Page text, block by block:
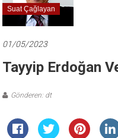
Suat Çağlayan
01/05/2023
Tayyip Erdoğan
Gönderen: dt